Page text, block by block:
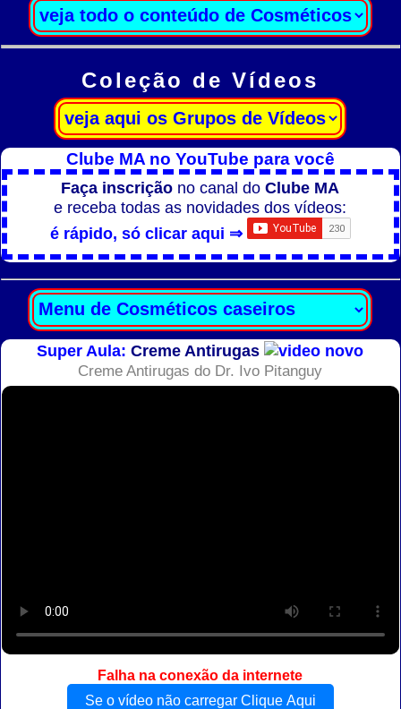
Coleção de Vídeos
Clube MA no YouTube para você
Faça inscrição no canal doClube MA
e receba todas as novidades dos vídeos:
é rápido, só clicar aqui ⇒
Super Aula:Creme Antirugas
Creme Antirugas do Dr. Ivo Pitanguy
Falha na conexão da internete
Se o vídeo não carregar Clique Aqui